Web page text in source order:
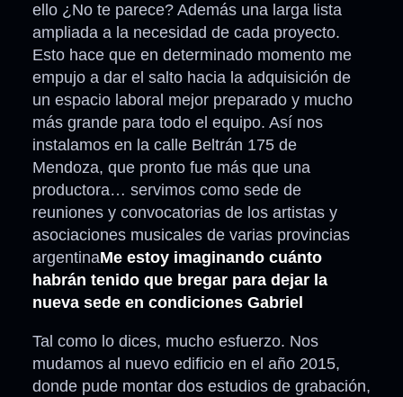
ello ¿No te parece? Además una larga lista
ampliada a la necesidad de cada proyecto.
Esto hace que en determinado momento me
empujo a dar el salto hacia la adquisición de
un espacio laboral mejor preparado y mucho
más grande para todo el equipo. Así nos
instalamos en la calle Beltrán 175 de
Mendoza, que pronto fue más que una
productora… servimos como sede de
reuniones y convocatorias de los artistas y
asociaciones musicales de varias provincias
argentinaMe estoy imaginando cuánto
habrán tenido que bregar para dejar la
nueva sede en condiciones Gabriel
Tal como lo dices, mucho esfuerzo. Nos
mudamos al nuevo edificio en el año 2015,
donde pude montar dos estudios de grabación,